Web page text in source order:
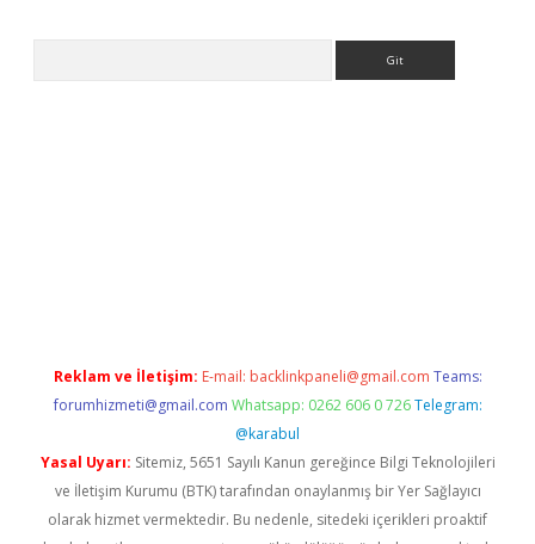
Reklam ve İletişim: E-mail: backlinkpaneli@gmail.com Teams:
forumhizmeti@gmail.com Whatsapp: 0262 606 0 726 Telegram:
@karabul
Yasal Uyarı: Sitemiz, 5651 Sayılı Kanun gereğince Bilgi Teknolojileri
ve İletişim Kurumu (BTK) tarafından onaylanmış bir Yer Sağlayıcı
olarak hizmet vermektedir. Bu nedenle, sitedeki içerikleri proaktif